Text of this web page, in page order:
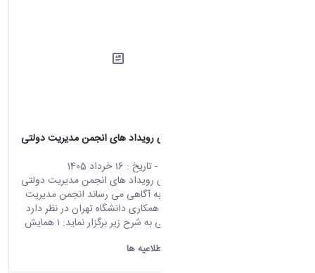
اطلاعیه برگزاری رویداد های انجمن مدیریت دولتی
- تاریخ : 16 خرداد 1405
اطلاعیه برگزاری رویداد های انجمن مدیریت دولتی
ایران احتراما،ً به آگاهی می رساند انجمن مدیریت
دولتی ایران با همکاری دانشگاه تهران در نظر دارد
دو رویداد علمی به شرح زیر برگزار نماید: ۱ همایش
اطلاعیه ها